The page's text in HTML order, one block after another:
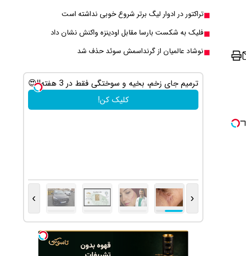
تراکتور در ادوار لیگ برتر شروع خوبی نداشته است
فلیک به شکست بارسا مقابل اودینزه واکنش نشان داد
نوشاد عالمیان از گرنداسمش سوئد حذف شد
ترمیم جای زخم، بخیه و سوختگی فقط در 3 هفته!!😍
کلیک کن!
‹
›